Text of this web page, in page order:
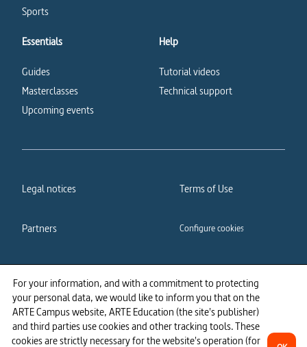
For your information, and with a commitment to protecting
your personal data, we would like to inform you that on the
ARTE Campus website, ARTE Education (the site's publisher)
and third parties use cookies and other tracking tools. These
cookies are strictly necessary for the website's operation (for
Sports
Essentials
Guides
Masterclasses
Upcoming events
Help
Tutorial videos
Technical support
Legal notices Terms of Use
Partners Configure cookies
Cookies policy Privacy policy
Accessibility: partially
compliant